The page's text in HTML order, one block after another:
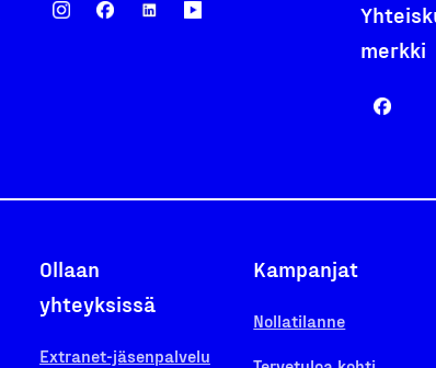
merkki
Ollaan
yhteyksissä
Extranet-jäsenpalvelu
Kampanjat
Nollatilanne